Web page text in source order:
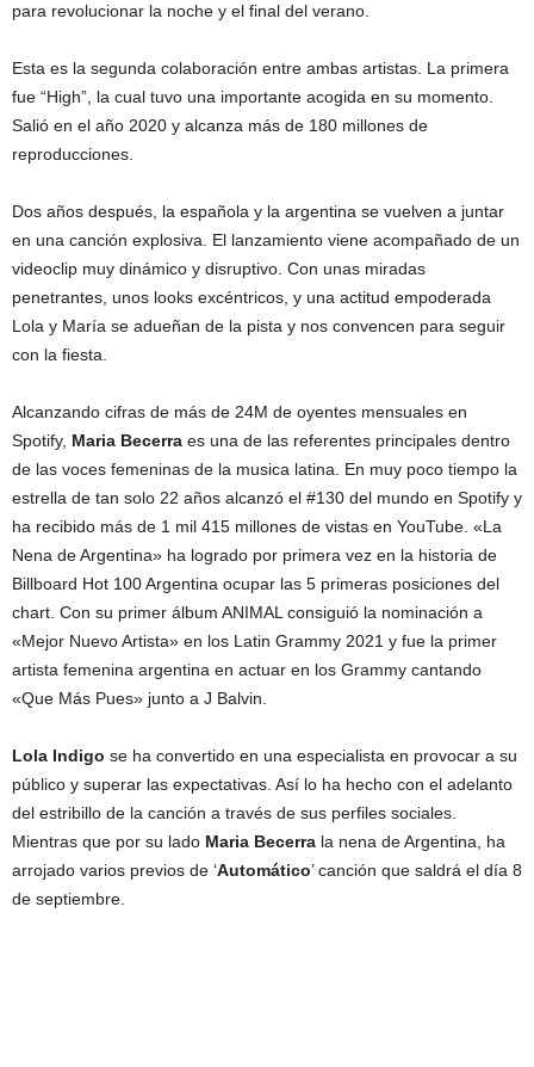
para revolucionar la noche y el final del verano.
Esta es la segunda colaboración entre ambas artistas. La primera
fue “High”, la cual tuvo una importante acogida en su momento.
Salió en el año 2020 y alcanza más de 180 millones de
reproducciones.
Dos años después, la española y la argentina se vuelven a juntar
en una canción explosiva. El lanzamiento viene acompañado de un
videoclip muy dinámico y disruptivo. Con unas miradas
penetrantes, unos looks excéntricos, y una actitud empoderada
Lola y María se adueñan de la pista y nos convencen para seguir
con la fiesta.
Alcanzando cifras de más de 24M de oyentes mensuales en
Spotify, Maria Becerra es una de las referentes principales dentro
de las voces femeninas de la musica latina. En muy poco tiempo la
estrella de tan solo 22 años alcanzó el #130 del mundo en Spotify y
ha recibido más de 1 mil 415 millones de vistas en YouTube. «La
Nena de Argentina» ha logrado por primera vez en la historia de
Billboard Hot 100 Argentina ocupar las 5 primeras posiciones del
chart. Con su primer álbum ANIMAL consiguió la nominación a
«Mejor Nuevo Artista» en los Latin Grammy 2021 y fue la primer
artista femenina argentina en actuar en los Grammy cantando
«Que Más Pues» junto a J Balvin.
Lola Indigo se ha convertido en una especialista en provocar a su
público y superar las expectativas. Así lo ha hecho con el adelanto
del estribillo de la canción a través de sus perfiles sociales.
Mientras que por su lado Maria Becerra la nena de Argentina, ha
arrojado varios previos de ‘Automático’ canción que saldrá el día 8
de septiembre.